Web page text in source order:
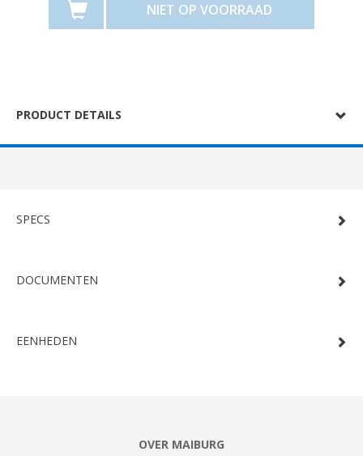
NIET OP VOORRAAD
PRODUCT DETAILS
SPECS
DOCUMENTEN
EENHEDEN
OVER MAIBURG